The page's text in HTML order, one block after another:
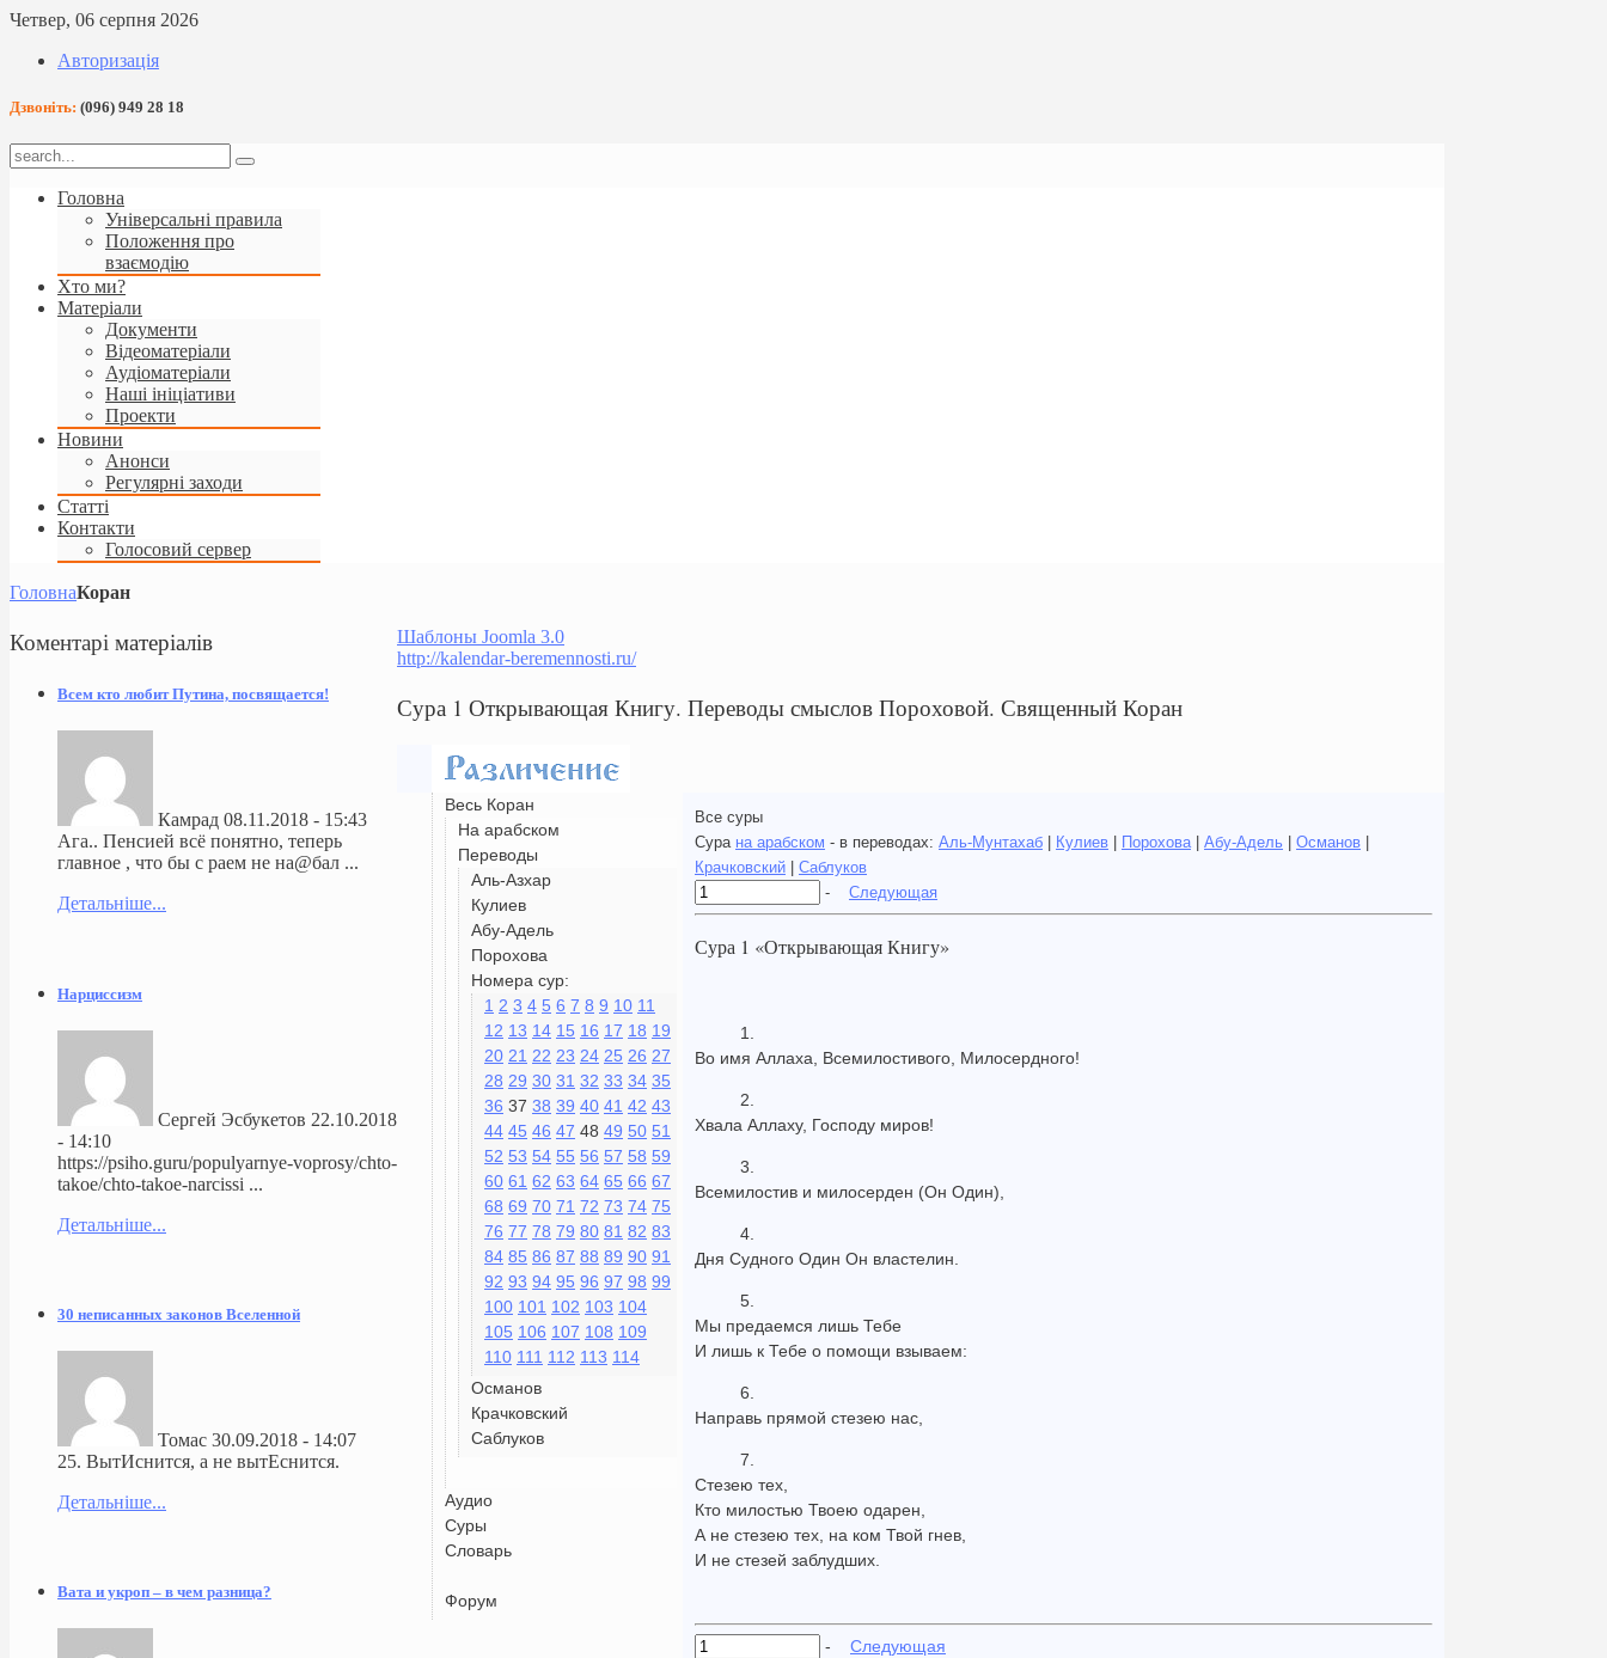
Четвер, 06 серпня 2026
Авторизація
Дзвоніть: (096) 949 28 18
Головна
Універсальні правила
Положення про
взаємодію
Хто ми?
Матеріали
Документи
Відеоматеріали
Аудіоматеріали
Наші ініціативи
Проекти
Новини
Анонси
Регулярні заходи
Статті
Контакти
Голосовий сервер
ГоловнаКоран
Шаблоны Joomla 3.0
http://kalendar-beremennosti.ru/
Сура 1 Открывающая Книгу. Переводы смыслов Пороховой. Священный Коран
Весь Коран
На арабском
Переводы
Аль-Азхар
Кулиев
Абу-Адель
Порохова
Номера сур:
1 2 3 4 5 6 7 8 9 10 11
12 13 14 15 16 17 18 19
20 21 22 23 24 25 26 27
28 29 30 31 32 33 34 35
36 37 38 39 40 41 42 43
44 45 46 47 48 49 50 51
52 53 54 55 56 57 58 59
60 61 62 63 64 65 66 67
68 69 70 71 72 73 74 75
76 77 78 79 80 81 82 83
84 85 86 87 88 89 90 91
92 93 94 95 96 97 98 99
100 101 102 103 104
105 106 107 108 109
110 111 112 113 114
Османов
Крачковский
Саблуков
Аудио
Суры
Словарь
Форум
Все суры
Сура на арабском - в переводах: Аль-Мунтахаб | Кулиев | Порохова | Абу-Адель | Османов |
Крачковский | Саблуков
- Следующая
Сура 1 «Открывающая Книгу»
1.
Во имя Аллаха, Всемилостивого, Милосердного!
2.
Хвала Аллаху, Господу миров!
3.
Всемилостив и милосерден (Он Один),
4.
Дня Судного Один Он властелин.
5.
Мы предаемся лишь Тебе
И лишь к Тебе о помощи взываем:
6.
Направь прямой стезею нас,
7.
Стезею тех,
Кто милостью Твоею одарен,
А не стезею тех, на ком Твой гнев,
И не стезей заблудших.
- Следующая
Коментарі матеріалів
Всем кто любит Путина, посвящается!
Камрад 08.11.2018 - 15:43
Ага.. Пенсией всё понятно, теперь
главное , что бы с раем не на@бал ...
Детальніше...
Нарциссизм
Сергей Эсбукетов 22.10.2018
- 14:10
https://psiho.guru/populyarnye-voprosy/chto-
takoe/chto-takoe-narcissi ...
Детальніше...
30 неписанных законов Вселенной
Томас 30.09.2018 - 14:07
25. ВытИснится, а не вытЕснится.
Детальніше...
Вата и укроп – в чем разница?